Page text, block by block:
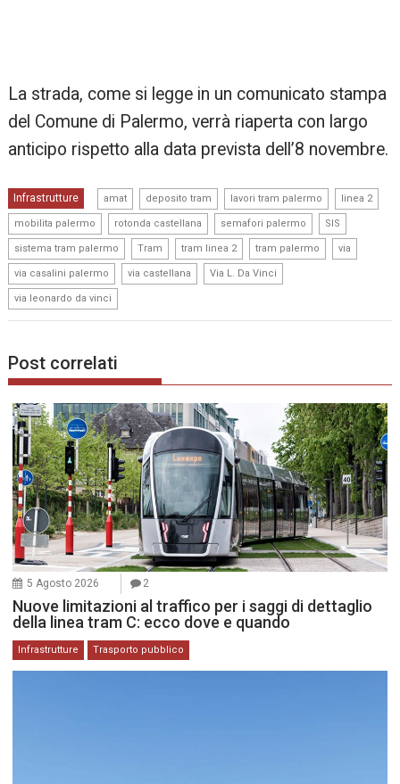
La strada, come si legge in un comunicato stampa
del Comune di Palermo, verrà riaperta con largo
anticipo rispetto alla data prevista dell’8 novembre.
Infrastrutture amat deposito tram lavori tram palermo linea 2
mobilita palermo rotonda castellana semafori palermo SIS
sistema tram palermo Tram tram linea 2 tram palermo via
via casalini palermo via castellana Via L. Da Vinci
via leonardo da vinci
Post correlati
5 Agosto 2026 2
Nuove limitazioni al traffico per i saggi di dettaglio
della linea tram C: ecco dove e quando
Infrastrutture Trasporto pubblico